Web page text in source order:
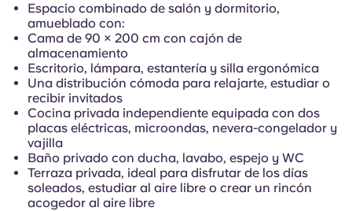
Espacio combinado de salón y dormitorio,
amueblado con:
Cama de 90 × 200 cm con cajón de
almacenamiento
Escritorio, lámpara, estantería y silla ergonómica
Una distribución cómoda para relajarte, estudiar o
recibir invitados
Cocina privada independiente equipada con dos
placas eléctricas, microondas, nevera-congelador y
vajilla
Baño privado con ducha, lavabo, espejo y WC
Terraza privada, ideal para disfrutar de los días
soleados, estudiar al aire libre o crear un rincón
acogedor al aire libre